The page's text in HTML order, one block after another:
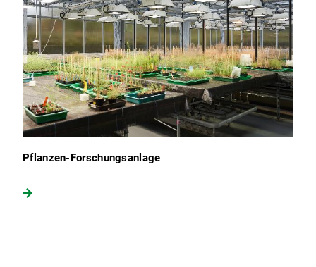
Pflanzen-Forschungsanlage